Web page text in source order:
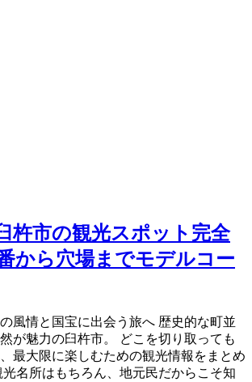
杵市の観光スポット完全
から穴場までモデルコー
風情と国宝に出会う旅へ 歴史的な町並
が魅力の臼杵市。 どこを切り取っても
最大限に楽しむための観光情報をまとめ
光名所はもちろん、地元民だからこそ知